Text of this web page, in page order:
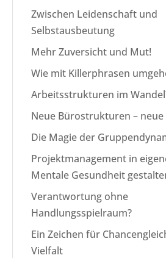
Zwischen Leidenschaft und
Selbstausbeutung
Mehr Zuversicht und Mut!
Wie mit Killerphrasen
Arbeitsstrukturen im
Neue Bürostrukturen – neue
Die Magie der
Projektmanagement in
Mentale Gesundheit
Verantwortung ohne
Handlungsspielraum?
Ein Zeichen für
Vielfalt